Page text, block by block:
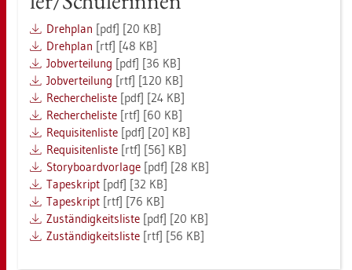
Dreh­plan [pdf] [20 KB]
Dreh­plan [rtf] [48 KB]
Job­ver­tei­lung [pdf] [36 KB]
Job­ver­tei­lung [rtf] [120 KB]
Re­cher­che­lis­te [pdf] [24 KB]
Re­cher­che­lis­te [rtf] [60 KB]
Re­qui­si­ten­lis­te [pdf] [20] KB]
Re­qui­si­ten­lis­te [rtf] [56] KB]
Sto­ry­board­vor­la­ge [pdf] [28 KB]
Tapeskript [pdf] [32 KB]
Tapeskript [rtf] [76 KB]
Zu­stän­dig­keits­lis­te [pdf] [20 KB]
Zu­stän­dig­keits­lis­te [rtf] [56 KB]